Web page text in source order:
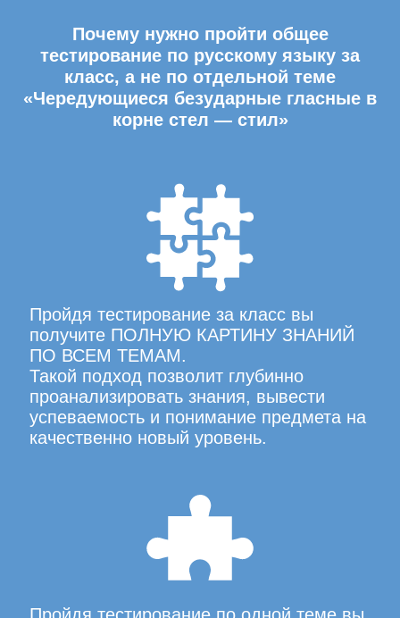
Почему нужно пройти общее
тестирование по русскому языку за
класс, а не по отдельной теме
«Чередующиеся безударные гласные в
корне стел — стил»
Пройдя тестирование за класс вы
получите ПОЛНУЮ КАРТИНУ ЗНАНИЙ
ПО ВСЕМ ТЕМАМ.
Такой подход позволит глубинно
проанализировать знания, вывести
успеваемость и понимание предмета на
качественно новый уровень.